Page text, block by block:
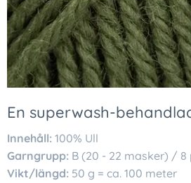
En superwash-
Innehåll: 100% Ull
Garngrupp: B (20 - 22 masker) /
Vikt/längd: 50 g = ca. 100 meter